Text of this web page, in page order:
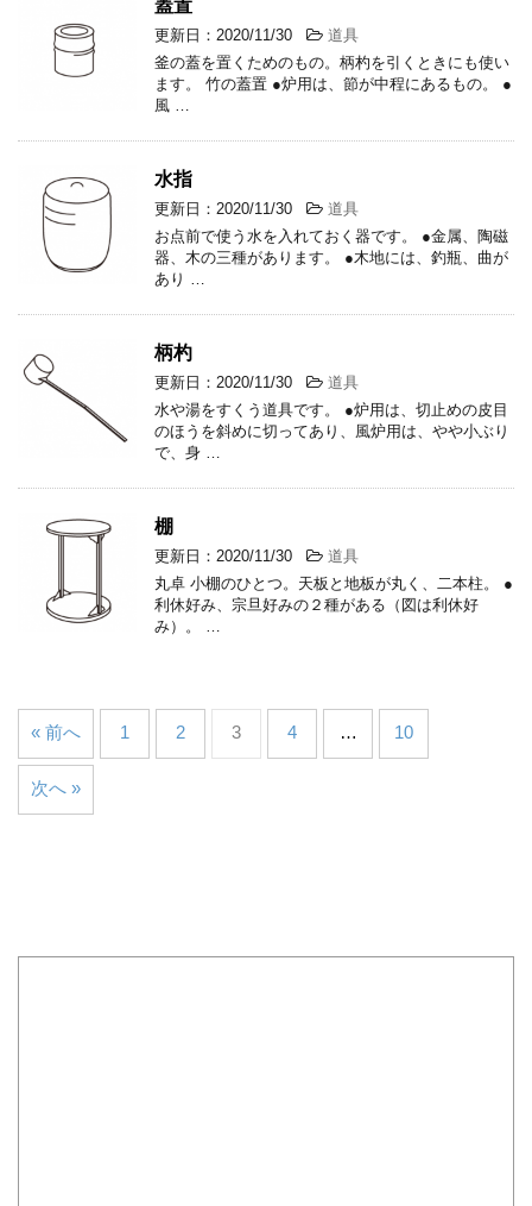
蓋置
更新日：2020/11/30
道具
釜の蓋を置くためのもの。柄杓を引くときにも使い
ます。 竹の蓋置 ●炉用は、節が中程にあるもの。 ●
風 …
水指
更新日：2020/11/30
道具
お点前で使う水を入れておく器です。 ●金属、陶磁
器、木の三種があります。 ●木地には、釣瓶、曲が
あり …
柄杓
更新日：2020/11/30
道具
水や湯をすくう道具です。 ●炉用は、切止めの皮目
のほうを斜めに切ってあり、風炉用は、やや小ぶり
で、身 …
棚
更新日：2020/11/30
道具
丸卓 小棚のひとつ。天板と地板が丸く、二本柱。 ●
利休好み、宗旦好みの２種がある（図は利休好
み）。 …
« 前へ 1 2 3 4 … 10
次へ »